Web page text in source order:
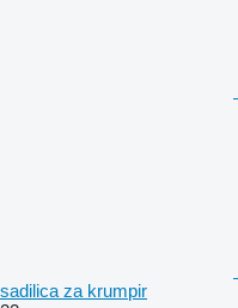
sadilica za krumpir